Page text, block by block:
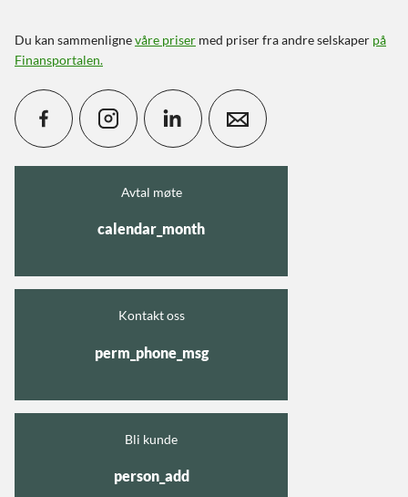
Du kan sammenlignevåre priser med priser fra andre selskaper på
Finansportalen.
Avtal møte
calendar_month
Kontakt oss
perm_phone_msg
Bli kunde
person_add